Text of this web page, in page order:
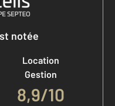
notée
Location
Gestion
8,9/10